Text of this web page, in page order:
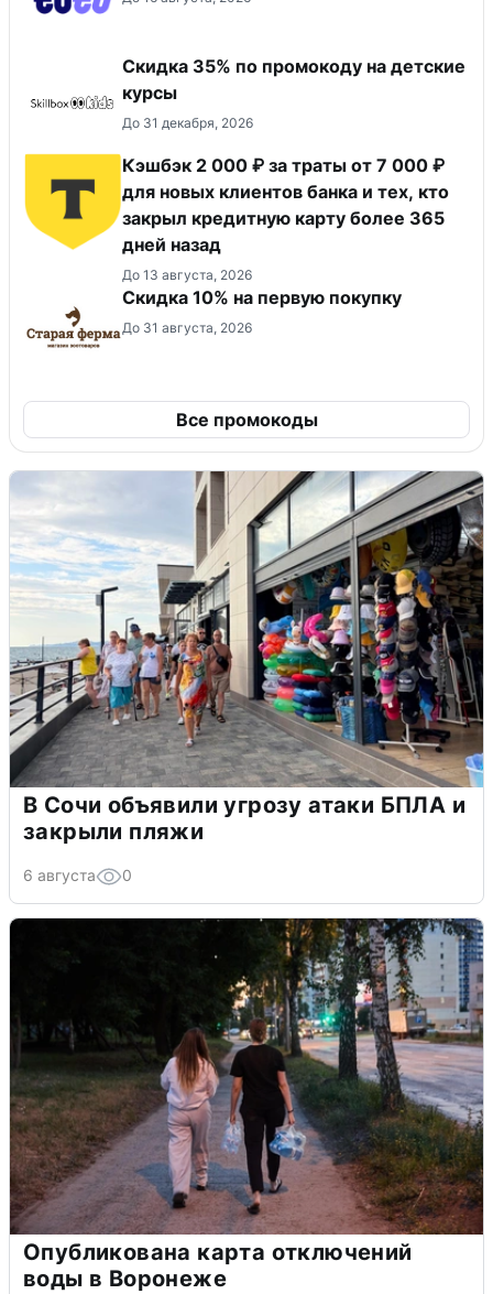
Скидка 35% по промокоду на детские
курсы
До 31 декабря, 2026
Кэшбэк 2 000 ₽ за траты от 7 000 ₽
для новых клиентов банка и тех, кто
закрыл кредитную карту более 365
дней назад
До 13 августа, 2026
Скидка​ 10% на первую покупку
До 31 августа, 2026
Все промокоды
В Сочи объявили угрозу атаки БПЛА и
закрыли пляжи
6 августа 0
Опубликована карта отключений
воды в Воронеже